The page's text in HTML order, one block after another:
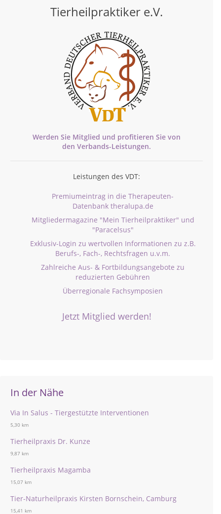
Tierheilpraktiker e.V.
Werden Sie Mitglied und profitieren Sie von
den Verbands-Leistungen.
Leistungen des VDT:
Premiumeintrag in die Therapeuten-
Datenbank theralupa.de
Mitgliedermagazine "Mein Tierheilpraktiker" und
"Paracelsus"
Exklusiv-Login zu wertvollen Informationen zu z.B.
Berufs-, Fach-, Rechtsfragen u.v.m.
Zahlreiche Aus- & Fortbildungsangebote zu
reduzierten Gebühren
Überregionale Fachsymposien
Jetzt Mitglied werden!
In der Nähe
Via In Salus - Tiergestützte Interventionen
5,30 km
Tierheilpraxis Dr. Kunze
9,87 km
Tierheilpraxis Magamba
15,07 km
Tier-Naturheilpraxis Kirsten Bornschein, Camburg
15,41 km